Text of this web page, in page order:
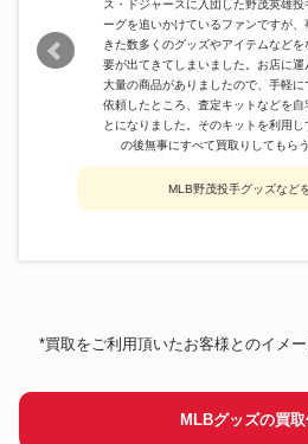
ス・ドジャースに入団した野茂英雄
ーグを追いかけているファンですが
きた数多くのグッズやアイテムなど
要が出てきてしまいました。お店に
大量の商品がありましたので、手軽
依頼したところ、査定キットなどを自
とになりました。そのキットを利用
の後無事にすべて買取りしてもら
MLB野茂投手グッズなど
*買取をご利用頂いたお客様とのイメ
MLBグッズの買